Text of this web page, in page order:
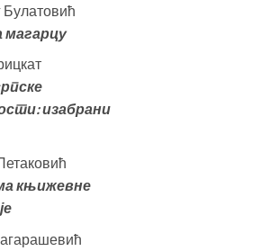
магарцу
изабрани
књижевне